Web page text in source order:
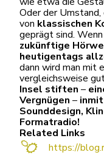
Oder der
von klassischen
geprägt sind.
zukünftige
heutigentags
dann wird man mit
vergleichsweise
Insel stiften –
Vergnügen –
Sounddesign,
Formatradio!
Related Links
https://